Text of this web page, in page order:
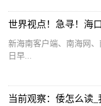
世界视点！急寻！海
新海南客户端、南海网
日早...
当前观察：倭怎么读_